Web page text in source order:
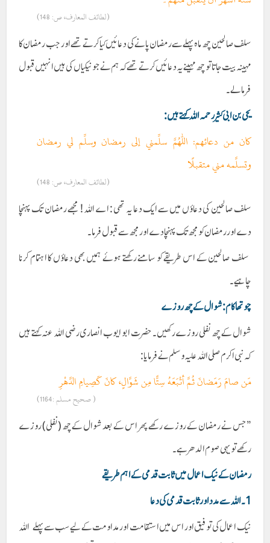
(لطائف المعارف، ص: 148)
سلف صالحین چھ ماہ پہلے سے رمضان پانے کی دعائیں کیا کرتے تھے اور جب رمضان کا
مہینہ بیت جاتا تو چھ مہینے یہ دعائیں کرتے تھے کہ ہم نے جو نیکیاں کی ہیں انہیں قبول
فرما لے ۔
یحی بن ابی کثیر رحمہ اللہ کہتے ہیں :
كان من دعائهم: اللهم سلِّمني إلى رمضان وسلِّم لي رمضان
وتسلَّمه مني متقبلًا
(لطائف المعارف، ص: 148)
سلف صالحین کی دعاؤں میں سے ایک دعا یہ تھی : اے اللہ ! مجھے رمضان تک پہنچا
دے اور رمضان کو مجھ تک پہنچا دے اور مجھ سے قبول فرما۔
سلف صالحین کے اس طریقے کو سامنے رکھتے ہوئے ہمیں بھی دعاؤں کا اہتمام کرنا
چاہیے۔
چوتھا کام : شوال کے چھ روزے
شوال کے چھ نفلی روزے رکھیں۔ حضرت ابو ایوب انصاری رضی الله عنہ کہتے ہیں
کہ نبی اکرم صلی اللہ علیہ وسلم نے فرمایا:
مَن صامَ رَمَضانَ ثُمَّ أتْبَعَهُ سِتًّا مِن شَوَّالٍ، كانَ كَصِيامِ الدَّهْرِ
( صحیح مسلم :1164)
”جس نے رمضان کے روزے رکھے پھر اس کے بعد شوال کے چھ (نفلی) روزے
رکھے تو یہی صوم الدھر ہے ۔
رمضان کے نیک اعمال میں ثابت قدمی کے اہم طریقے
1۔ اللہ سے مدد اور ثابت قدمی کی دعا
نیک اعمال کی توفیق اور اس میں استقامت اور مداومت کے لیے سب سے پہلے اللہ